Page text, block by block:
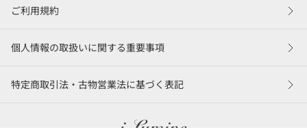
ご利用規約
個人情報の取扱いに関する重要事項
特定商取引法・古物営業法に基づく表記